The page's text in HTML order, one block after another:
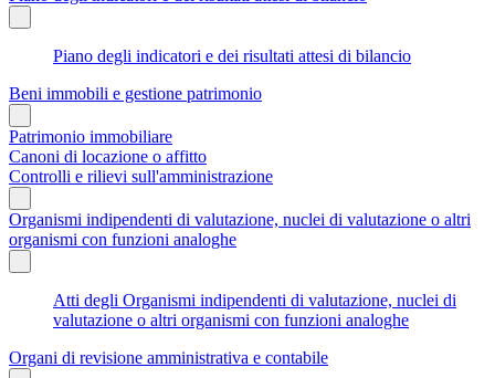
Piano degli indicatori e dei risultati attesi di bilancio
Beni immobili e gestione patrimonio
Patrimonio immobiliare
Canoni di locazione o affitto
Controlli e rilievi sull'amministrazione
Organismi indipendenti di valutazione, nuclei di valutazione o altri
organismi con funzioni analoghe
Atti degli Organismi indipendenti di valutazione, nuclei di
valutazione o altri organismi con funzioni analoghe
Organi di revisione amministrativa e contabile